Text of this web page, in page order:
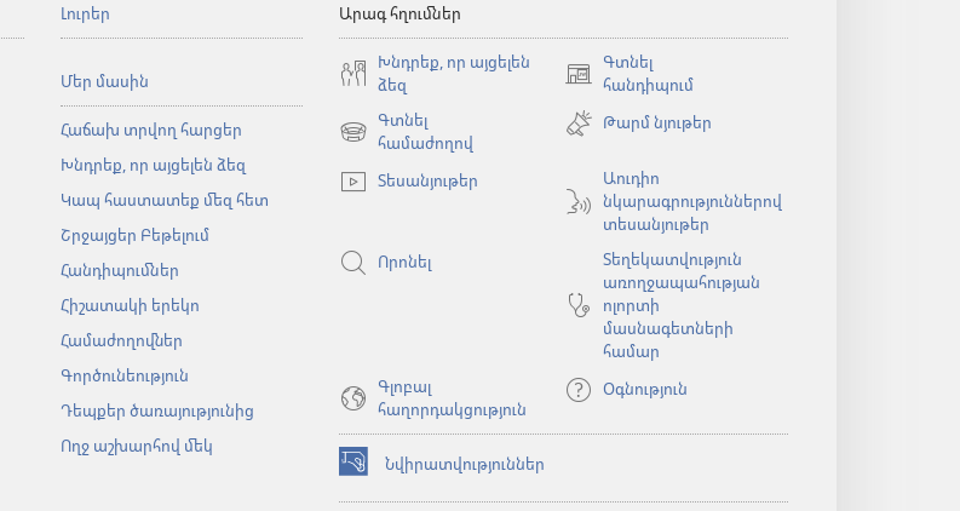
Լուրեր
Մեր մասին
Հաճախ տրվող հարցեր
Խնդրեք, որ այցելեն ձեզ
Կապ հաստատեք մեզ հետ
Շրջայցեր Բեթելում
Հանդիպումներ
Հիշատակի երեկո
Համաժողովներ
Գործունեություն
Դեպքեր ծառայությունից
Ողջ աշխարհով մեկ
Արագ հղումներ
Խնդրեք, որ այցելեն
ձեզ
Գտնել
հանդիպում
(բացվում
նոր
Գտնել
համաժողով
(բացվում
նոր
Թարմ նյութեր
Տեսանյութեր
Աուդիո
նկարագրություններով
տեսանյութեր
Որոնել
Տեղեկատվություն
առողջապահության
ոլորտի
մասնագետների
համար
Գլոբալ
հաղորդակցություն
Օգնություն
Նվիրատվություններ
(բացվում
է